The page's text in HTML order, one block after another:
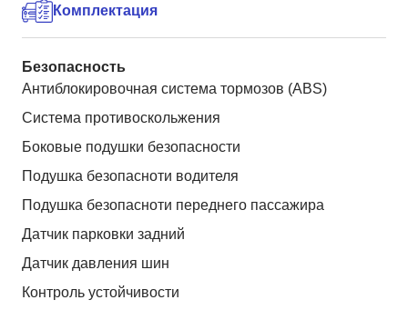
Комплектация
Безопасность
Антиблокировочная система тормозов (ABS)
Система противоскольжения
Боковые подушки безопасности
Подушка безопасноти водителя
Подушка безопасноти переднего пассажира
Датчик парковки задний
Датчик давления шин
Контроль устойчивости